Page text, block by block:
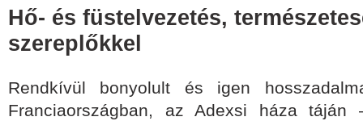
Hő- és füstelvezetés,
szereplőkkel
Rendkívül bonyolult és igen
Franciaországban, az Adexsi háza